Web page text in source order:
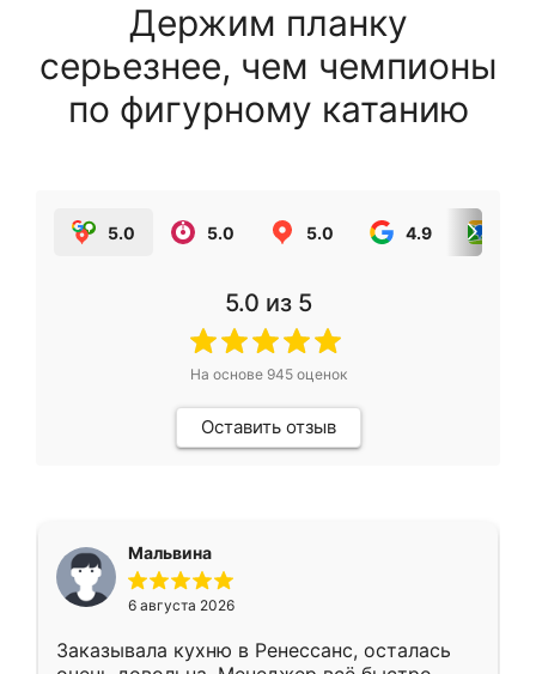
Держим планку
серьезнее, чем чемпионы
по фигурному катанию
5.0 5.0 5.0 4.9
5.0 из 5
На основе 945оценок
Оставить отзыв
Мальвина
6 августа 2026
Заказывала кухню в Ренессанс, осталась